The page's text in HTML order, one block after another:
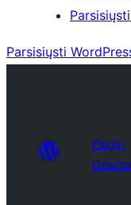
Parsisiųsti
Plugin